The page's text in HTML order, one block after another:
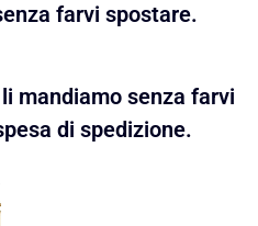
farvi spostare.
mandiamo senza farvi
di spedizione.